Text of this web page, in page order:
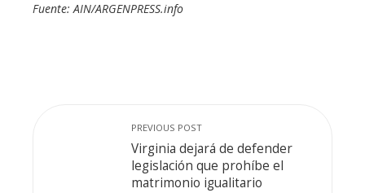
Fuente: AIN/ARGENPRESS.info
PREVIOUS POST
Virginia dejará de defender
legislación que prohíbe el
matrimonio igualitario